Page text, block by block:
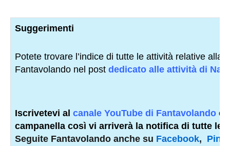
Suggerimenti
Potete trovare l’indice di tutte le attività relative alla
Fantavolando nel post dedicato alle attività di
Iscrivetevi al canale YouTube di Fantavolando e
campanella così vi arriverà la notifica di tutte le
Seguite Fantavolando anche su Facebook,